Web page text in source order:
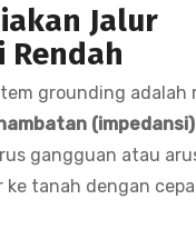
Jalur
Rendah
grounding adalah
gangguan atau
ke tanah dengan